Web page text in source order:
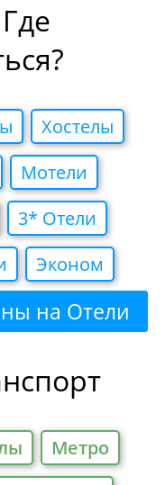
Хостелы
Мотели
3* Отели
Эконом
на Отели
Метро